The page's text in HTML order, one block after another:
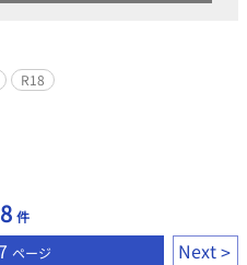
R18
件
ページ Next